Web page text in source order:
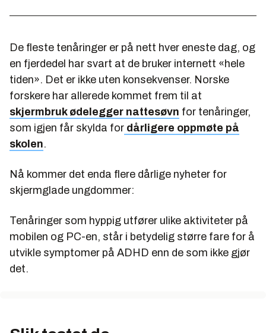
De fleste tenåringer er på nett hver eneste dag, og
en fjerdedel har svart at de bruker internett «hele
tiden». Det er ikke uten konsekvenser. Norske
forskere har allerede kommet frem til at
skjermbruk ødelegger nattesøvn for tenåringer,
som igjen får skylda for dårligere oppmøte på
skolen.
Nå kommer det enda flere dårlige nyheter for
skjermglade ungdommer:
Tenåringer som hyppig utfører ulike aktiviteter på
mobilen og PC-en, står i betydelig større fare for å
utvikle symptomer på ADHD enn de som ikke gjør
det.